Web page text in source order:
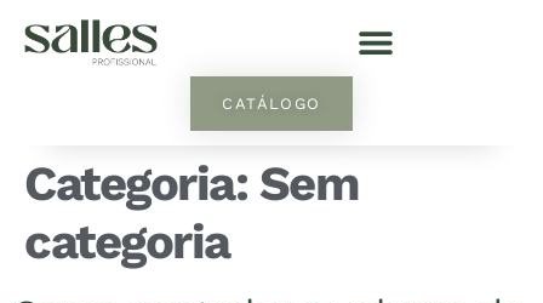
CATÁLOGO
Categoria: Sem
categoria